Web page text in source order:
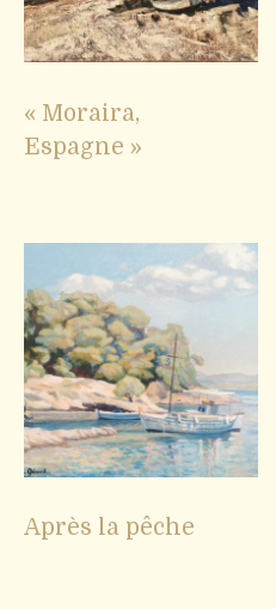
« Moraira,
Espagne »
Après la pêche